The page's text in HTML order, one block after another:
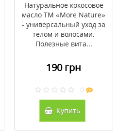
Натуральное кокосовое
масло ТМ «More Nature»
- универсальный уход за
телом и волосами.
Полезные вита...
190 грн
0
Купить